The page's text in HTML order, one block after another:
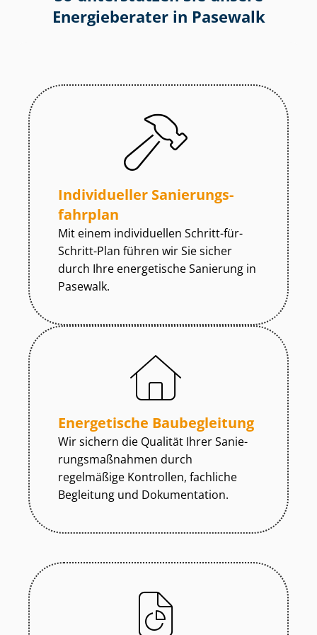
Energieberater in Pasewalk
Individueller Sa­nie­rungs­
fahr­plan
Mit einem individuellen Schritt-für-
Schritt-Plan führen wir Sie sicher
durch Ihre energetische Sanierung in
Pasewalk.
Energetische Baubegleitung
Wir sichern die Qualität Ihrer Sa­nie­
rungs­maß­nah­men durch
regelmäßige Kontrollen, fachliche
Begleitung und Dokumentation.